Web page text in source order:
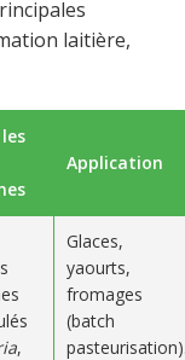
laitière,
Application
,
Glaces,
yaourts,
fromages
(batch